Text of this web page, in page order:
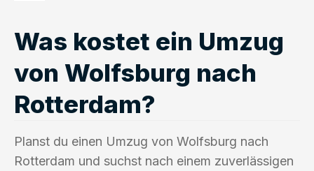
Was kostet ein Umzug
von Wolfsburg nach
Rotterdam?
Planst du einen Umzug von Wolfsburg nach
Rotterdam und suchst nach einem zuverlässigen